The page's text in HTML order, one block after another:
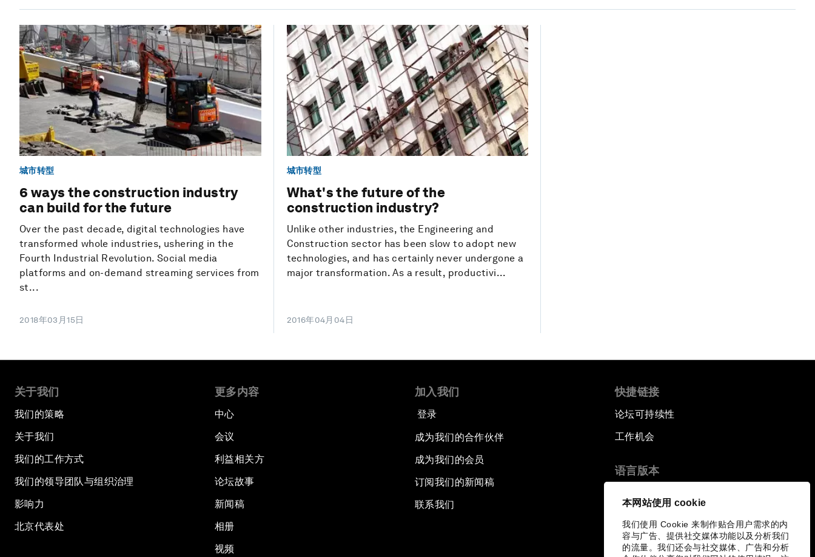
本网站使用 cookie
我们使用 Cookie 来制作贴合用户需求的内
容与广告、提供社交媒体功能以及分析我们
的流量。我们还会与社交媒体、广告和分析
城市转型
6 ways the construction industry
can build for the future
Over the past decade, digital technologies have
transformed whole industries, ushering in the
Fourth Industrial Revolution. Social media
platforms and on-demand streaming services from
st...
2018年03月15日
城市转型
What's the future of the
construction industry?
Unlike other industries, the Engineering and
Construction sector has been slow to adopt new
technologies, and has certainly never undergone a
major transformation. As a result, productivi...
2016年04月04日
关于我们
我们的策略
关于我们
我们的工作方式
我们的领导团队与组织治理
影响力
北京代表处
更多内容
中心
会议
利益相关方
论坛故事
新闻稿
相册
视频
加入我们
登录
成为我们的合作伙伴
成为我们的会员
订阅我们的新闻稿
联系我们
快捷链接
论坛可持续性
工作机会
语言版本